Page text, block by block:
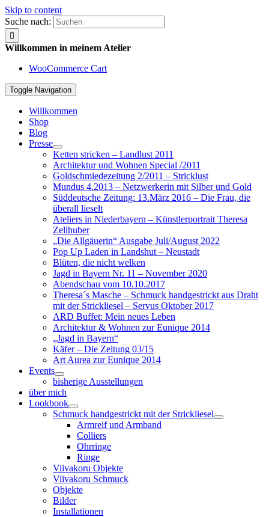
Skip to content
Suche nach:
Willkommen in meinem Atelier
WooCommerce Cart
Toggle Navigation
Willkommen
Shop
Blog
Presse
Ketten stricken – Landlust 2011
Architektur und Wohnen Special /2011
Goldschmiedezeitung 2/2011 – Stricklust
Mundus 4.2013 – Netzwerkerin mit Silber und Gold
Süddeutsche Zeitung: 13.März 2016 – Die Frau, die
überall lieselt
Ateliers in Niederbayern – Künstlerportrait Theresa
Zellhuber
„Die Allgäuerin“ Ausgabe Juli/August 2022
Pop Up Laden in Landshut – Neustadt
Blüten, die nicht welken
Jagd in Bayern Nr. 11 – November 2020
Abendschau vom 10.10.2017
Theresa´s Masche – Schmuck handgestrickt aus Draht
mit der Strickliesel – Servus Oktober 2017
ARD Buffet: Mein neues Leben
Architektur & Wohnen zur Eunique 2014
„Jagd in Bayern“
Käfer – Die Zeitung 03/15
Art Aurea zur Eunique 2014
Events
bisherige Ausstellungen
über mich
Lookbook
Schmuck handgestrickt mit der Strickliesel
Armreif und Armband
Colliers
Ohrringe
Ringe
Viivakoru Objekte
Viivakoru Schmuck
Objekte
Bilder
Installationen